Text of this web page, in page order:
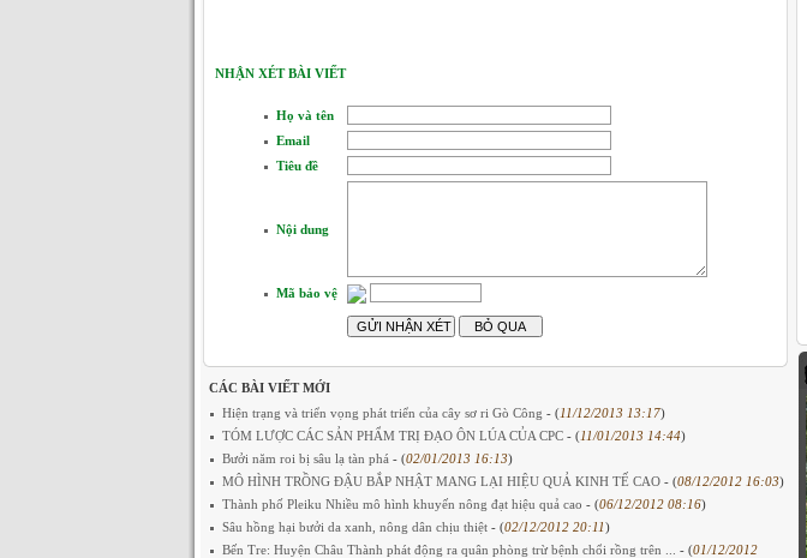
NHẬN XÉT BÀI VIẾT
Họ và tên
Email
Tiêu đề
Nội dung
Mã bảo vệ
CÁC BÀI VIẾT MỚI
Hiện trạng và triển vọng phát triển của cây sơ ri Gò Công - (11/12/2013 13:17)
TÓM LƯỢC CÁC SẢN PHẨM TRỊ ĐẠO ÔN LÚA CỦA CPC - (11/01/2013 14:44)
Bưởi năm roi bị sâu lạ tàn phá - (02/01/2013 16:13)
MÔ HÌNH TRỒNG ĐẬU BẮP NHẬT MANG LẠI HIỆU QUẢ KINH TẾ CAO - (08/12/2012 16:03)
Thành phố Pleiku Nhiều mô hình khuyến nông đạt hiệu quả cao - (06/12/2012 08:16)
Sâu hồng hại bưởi da xanh, nông dân chịu thiệt - (02/12/2012 20:11)
Bến Tre: Huyện Châu Thành phát động ra quân phòng trừ bệnh chổi rồng trên ... - (01/12/2012